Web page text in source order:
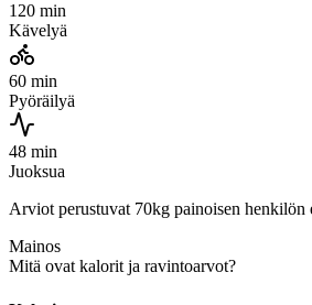
120 min
Kävelyä
60 min
Pyöräilyä
48 min
Juoksua
Arviot perustuvat 70kg painoisen henkilön
Mainos
Mitä ovat kalorit ja ravintoarvot?